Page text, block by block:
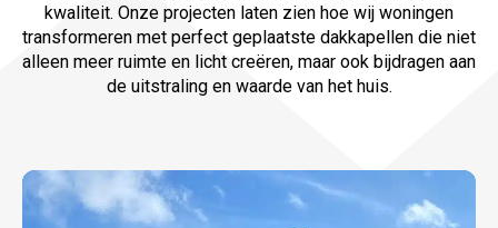
kwaliteit. Onze projecten laten zien hoe wij woningen
transformeren met perfect geplaatste dakkapellen die niet
alleen meer ruimte en licht creëren, maar ook bijdragen aan
de uitstraling en waarde van het huis.